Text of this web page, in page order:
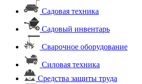
Садовая техника
Садовый инвентарь
Сварочное оборудование
Силовая техника
Средства защиты труда